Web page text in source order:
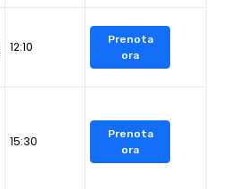
12:10
Prenota
ora
15:30
Prenota
ora